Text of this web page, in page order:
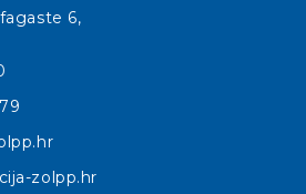
6,
zolpp.hr